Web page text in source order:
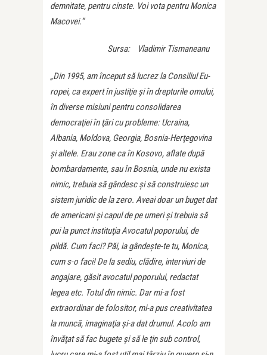
demnitate, pentru cinste. Voi vota pentru Monica
Macovei.”
Sursa: Vladimir Tismaneanu
„Din 1995, am început să lucrez la Consiliul Eu­
ropei, ca expert în justiţie şi în drepturile omului,
în diverse misiuni pentru consolidarea
democraţiei în ţări cu probleme: Ucraina,
Albania, Moldova, Geor­gia, Bosnia-Herţegovina
şi altele. Erau zone ca în Kosovo, aflate după
bombardamente, sau în Bosnia, unde nu exista
nimic, trebuia să gândesc şi să cons­truiesc un
sistem juridic de la zero. Aveai doar un buget dat
de americani şi capul de pe umeri şi trebuia să
pui la punct instituţia Avocatul poporului, de
pildă. Cum faci? Păi, ia gândeşte-te tu, Monica,
cum s-o faci! De la sediu, clădire, interviuri de
angajare, găsit avo­catul poporului, redactat
legea etc. Totul din nimic. Dar mi-a fost
extraordinar de folositor, mi-a pus creativitatea
la muncă, imaginaţia şi-a dat drumul. Acolo am
învăţat să fac bugete şi să le ţin sub control,